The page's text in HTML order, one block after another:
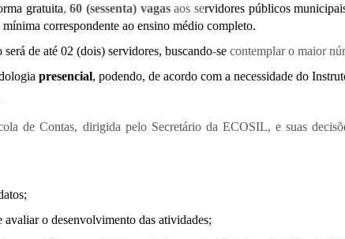
gratuita,60 (sessenta) vagasaos servidores públicos
correspondente ao ensino médio completo.
de até 02 (dois) servidores, buscando-se contemplar o maior
presencial, podendo, de acordo com a necessidade do
de Contas, dirigida pelo Secretário da ECOSIL, e suas
o desenvolvimento das atividades;